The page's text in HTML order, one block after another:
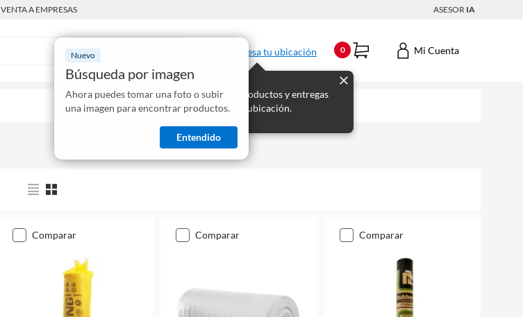
VENTA A EMPRESAS ASESOR IA
Nuevo
Búsqueda por imagen
Ahora puedes tomar una foto o subir
una imagen para encontrar productos.
Entendido
Ingresa tu ubicación
Mostraremos los productos y entregas
disponibles para tu ubicación.
0 Mi Cuenta
comparar comparar comparar